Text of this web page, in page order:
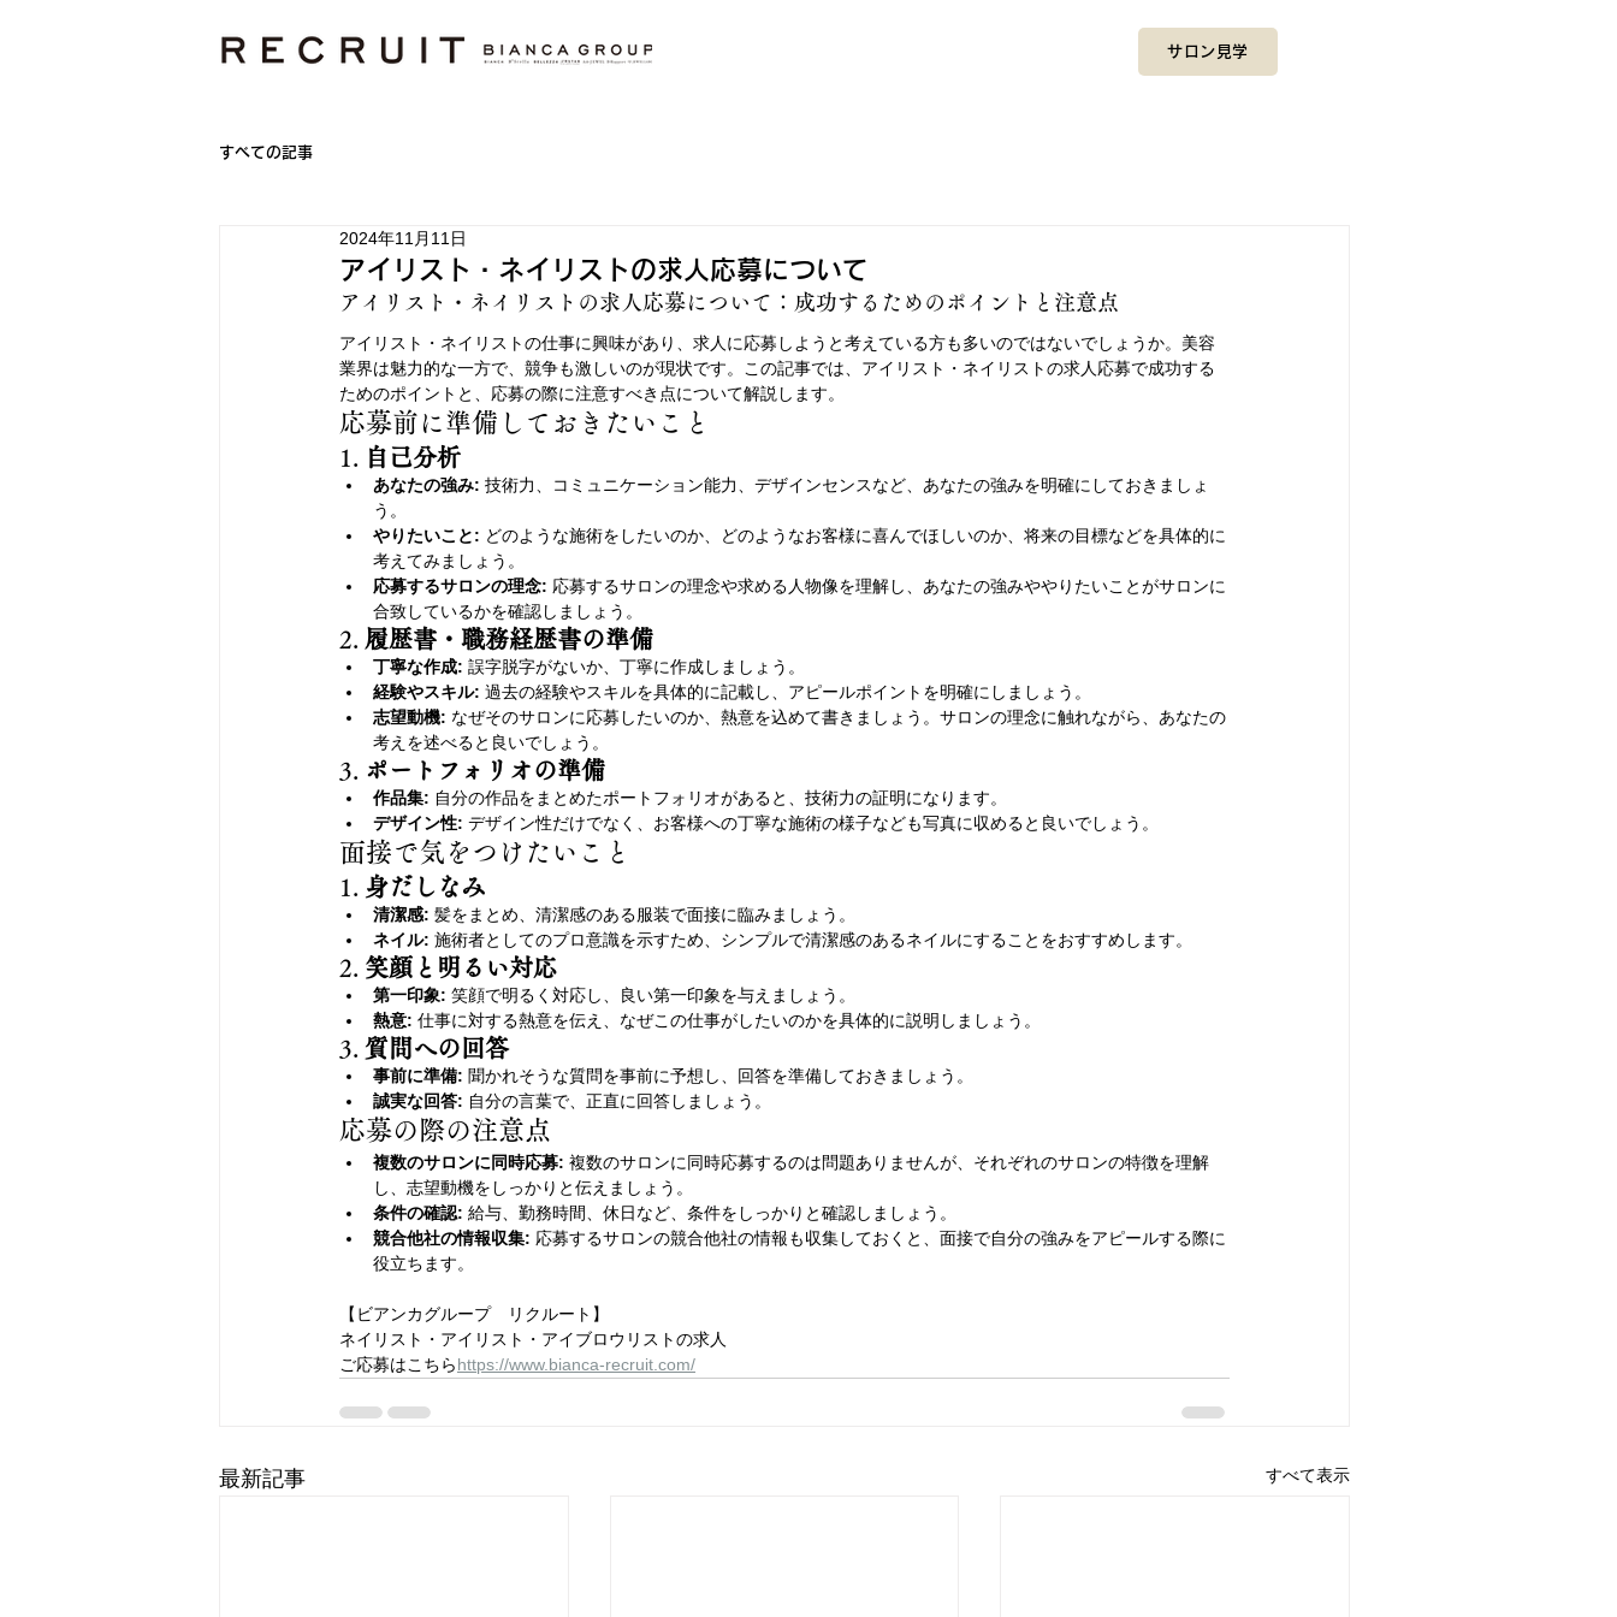
サロン見学
すべての記事
アイリスト・ネイリストの求人応募について
2024年11月11日
アイリスト・ネイリストの求人応募について：成功するためのポイントと注意点
アイリスト・ネイリストの仕事に興味があり、求人に応募しようと考えている方も多いのではないでしょうか。美容
業界は魅力的な一方で、競争も激しいのが現状です。この記事では、アイリスト・ネイリストの求人応募で成功する
ためのポイントと、応募の際に注意すべき点について解説します。
応募前に準備しておきたいこと
1. 自己分析
あなたの強み: 技術力、コミュニケーション能力、デザインセンスなど、あなたの強みを明確にしておきましょ
う。
やりたいこと: どのような施術をしたいのか、どのようなお客様に喜んでほしいのか、将来の目標などを具体的に
考えてみましょう。
応募するサロンの理念: 応募するサロンの理念や求める人物像を理解し、あなたの強みややりたいことがサロンに
合致しているかを確認しましょう。
2. 履歴書・職務経歴書の準備
丁寧な作成: 誤字脱字がないか、丁寧に作成しましょう。
経験やスキル: 過去の経験やスキルを具体的に記載し、アピールポイントを明確にしましょう。
志望動機: なぜそのサロンに応募したいのか、熱意を込めて書きましょう。サロンの理念に触れながら、あなたの
考えを述べると良いでしょう。
3. ポートフォリオの準備
作品集: 自分の作品をまとめたポートフォリオがあると、技術力の証明になります。
デザイン性: デザイン性だけでなく、お客様への丁寧な施術の様子なども写真に収めると良いでしょう。
面接で気をつけたいこと
1. 身だしなみ
清潔感: 髪をまとめ、清潔感のある服装で面接に臨みましょう。
ネイル: 施術者としてのプロ意識を示すため、シンプルで清潔感のあるネイルにすることをおすすめします。
2. 笑顔と明るい対応
第一印象: 笑顔で明るく対応し、良い第一印象を与えましょう。
熱意: 仕事に対する熱意を伝え、なぜこの仕事がしたいのかを具体的に説明しましょう。
3. 質問への回答
事前に準備: 聞かれそうな質問を事前に予想し、回答を準備しておきましょう。
誠実な回答: 自分の言葉で、正直に回答しましょう。
応募の際の注意点
複数のサロンに同時応募: 複数のサロンに同時応募するのは問題ありませんが、それぞれのサロンの特徴を理解
し、志望動機をしっかりと伝えましょう。
条件の確認: 給与、勤務時間、休日など、条件をしっかりと確認しましょう。
競合他社の情報収集: 応募するサロンの競合他社の情報も収集しておくと、面接で自分の強みをアピールする際に
役立ちます。
【ビアンカグループ　リクルート】
ネイリスト・アイリスト・アイブロウリストの求人
ご応募はこちらhttps://www.bianca-recruit.com/
最新記事 すべて表示